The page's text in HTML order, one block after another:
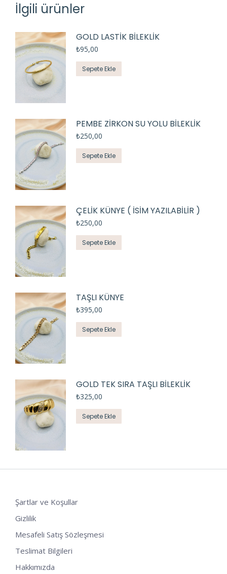
İlgili ürünler
GOLD LASTİK BİLEKLİK
₺95,00
Sepete Ekle
PEMBE ZİRKON SU YOLU BİLEKLİK
₺250,00
Sepete Ekle
ÇELİK KÜNYE ( İSİM YAZILABİLİR )
₺250,00
Sepete Ekle
TAŞLI KÜNYE
₺395,00
Sepete Ekle
GOLD TEK SIRA TAŞLI BİLEKLİK
₺325,00
Sepete Ekle
Şartlar ve Koşullar
Gizlilik
Mesafeli Satış Sözleşmesi
Teslimat Bilgileri
Hakkımızda